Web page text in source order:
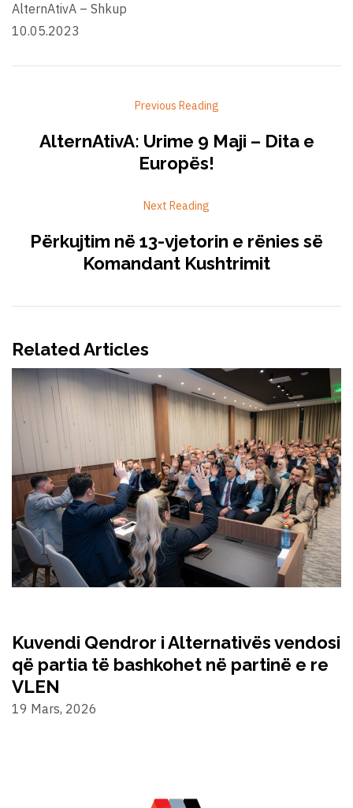
AlternAtivA – Shkup
10.05.2023
Previous Reading
AlternAtivA: Urime 9 Maji – Dita e
Europës!
Next Reading
Përkujtim në 13-vjetorin e rënies së
Komandant Kushtrimit
Related Articles
Kuvendi Qendror i Alternativës vendosi
që partia të bashkohet në partinë e re
VLEN
19 Mars, 2026